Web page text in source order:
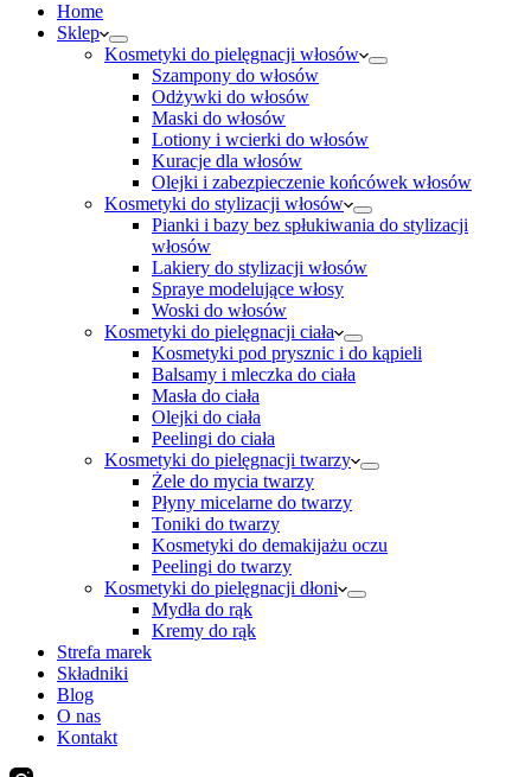
Home
Sklep
Kosmetyki do pielęgnacji włosów
Szampony do włosów
Odżywki do włosów
Maski do włosów
Lotiony i wcierki do włosów
Kuracje dla włosów
Olejki i zabezpieczenie końcówek włosów
Kosmetyki do stylizacji włosów
Pianki i bazy bez spłukiwania do stylizacji
włosów
Lakiery do stylizacji włosów
Spraye modelujące włosy
Woski do włosów
Kosmetyki do pielęgnacji ciała
Kosmetyki pod prysznic i do kąpieli
Balsamy i mleczka do ciała
Masła do ciała
Olejki do ciała
Peelingi do ciała
Kosmetyki do pielęgnacji twarzy
Żele do mycia twarzy
Płyny micelarne do twarzy
Toniki do twarzy
Kosmetyki do demakijażu oczu
Peelingi do twarzy
Kosmetyki do pielęgnacji dłoni
Mydła do rąk
Kremy do rąk
Strefa marek
Składniki
Blog
O nas
Kontakt